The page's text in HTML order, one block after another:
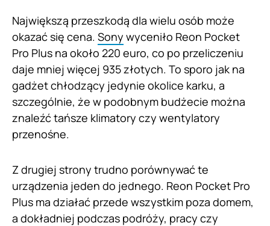
Największą przeszkodą dla wielu osób może
okazać się cena. Sony wyceniło Reon Pocket
Pro Plus na około 220 euro, co po przeliczeniu
daje mniej więcej 935 złotych. To sporo jak na
gadżet chłodzący jedynie okolice karku, a
szczególnie, że w podobnym budżecie można
znaleźć tańsze klimatory czy wentylatory
przenośne.
Z drugiej strony trudno porównywać te
urządzenia jeden do jednego. Reon Pocket Pro
Plus ma działać przede wszystkim poza domem,
a dokładniej podczas podróży, pracy czy